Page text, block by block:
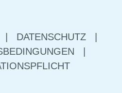
DATENSCHUTZ